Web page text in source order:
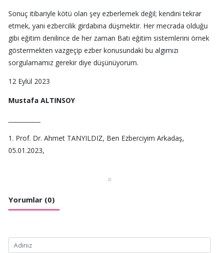
Sonuç itibariyle kötü olan şey ezberlemek değil; kendini tekrar
etmek, yani ezbercilik girdabına düşmektir. Her mecrada olduğu
gibi eğitim denilince de her zaman Batı eğitim sistemlerini örnek
göstermekten vazgeçip ezber konusundaki bu algımızı
sorgulamamız gerekir diye düşünüyorum.
12 Eylül 2023
Mustafa ALTINSOY
1. Prof. Dr. Ahmet TANYILDIZ, Ben Ezberciyim Arkadaş,
05.01.2023,
#
Yorumlar (0)